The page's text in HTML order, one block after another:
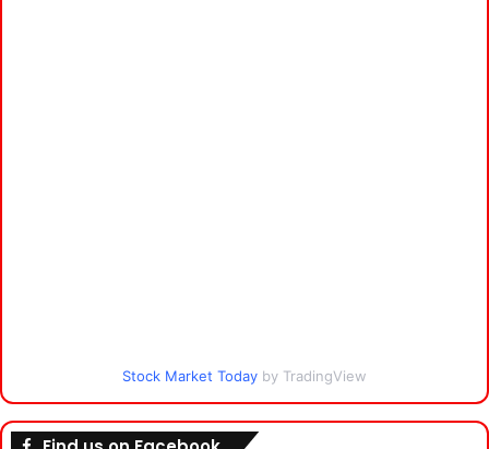
Stock Market Today by TradingView